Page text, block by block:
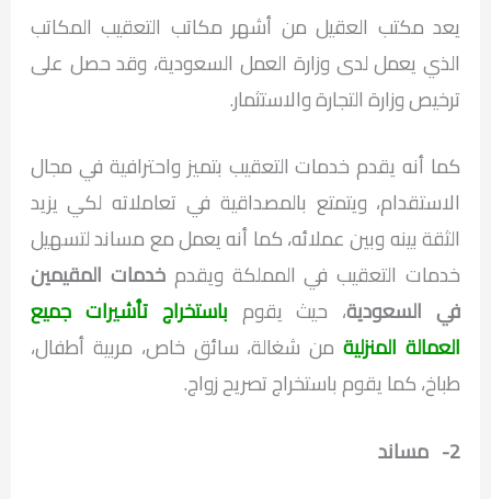
يعد مكتب العقيل من أشهر مكاتب التعقيب المكاتب
الذي يعمل لدى وزارة العمل السعودية، وقد حصل على
ترخيص وزارة التجارة والاستثمار.
كما أنه يقدم خدمات التعقيب بتميز واحترافية في مجال
الاستقدام، ويتمتع بالمصداقية في تعاملاته لكي يزيد
الثقة بينه وبين عملائه، كما أنه يعمل مع مساند لتسهيل
خدمات التعقيب في المملكة ويقدمخدمات المقيمين
في السعودية، حيث يقوم باستخراج تأشيرات جميع
العمالة المنزلية من شغالة، سائق خاص، مربية أطفال،
طباخ، كما يقوم باستخراج تصريح زواج.
2- مساند